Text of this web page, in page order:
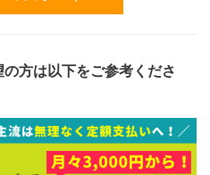
方は以下をご参考くださ